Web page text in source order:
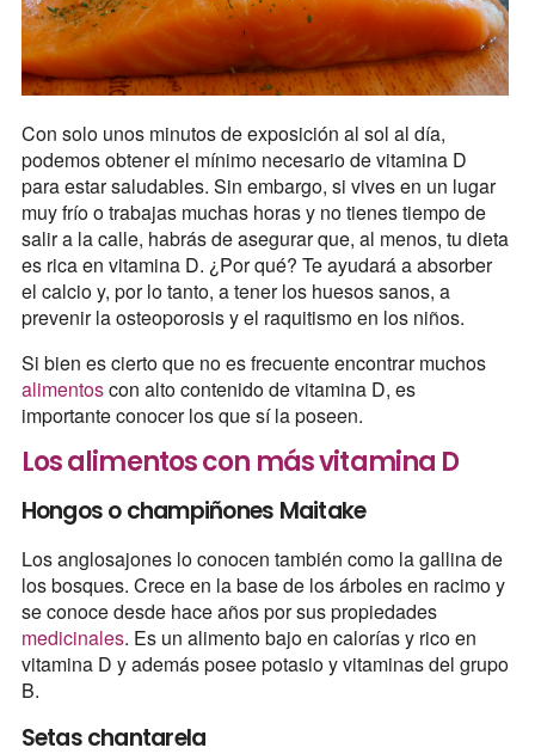
Con solo unos minutos de exposición al sol al día,
podemos obtener el mínimo necesario de vitamina D
para estar saludables. Sin embargo, si vives en un lugar
muy frío o trabajas muchas horas y no tienes tiempo de
salir a la calle, habrás de asegurar que, al menos, tu dieta
es rica en vitamina D. ¿Por qué? Te ayudará a absorber
el calcio y, por lo tanto, a tener los huesos sanos, a
prevenir la osteoporosis y el raquitismo en los niños.
Si bien es cierto que no es frecuente encontrar muchos
alimentoscon alto contenido de vitamina D, es
importante conocer los que sí la poseen.
Los alimentos con más vitamina D
Hongos o champiñones Maitake
Los anglosajones lo conocen también como la gallina de
los bosques. Crece en la base de los árboles en racimo y
se conoce desde hace años por sus propiedades
medicinales. Es un alimento bajo en calorías y rico en
vitamina D y además posee potasio y vitaminas del grupo
B.
Setas chantarela